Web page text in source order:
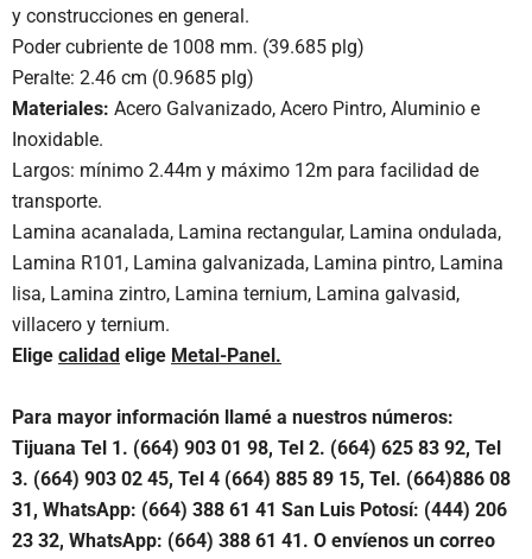
y construcciones en general.
Poder cubriente de 1008 mm. (39.685 plg)
Peralte: 2.46 cm (0.9685 plg)
Materiales: Acero Galvanizado, Acero Pintro, Aluminio e
Inoxidable.
Largos: mínimo 2.44m y máximo 12m para facilidad de
transporte.
Lamina acanalada, Lamina rectangular, Lamina ondulada,
Lamina R101, Lamina galvanizada, Lamina pintro, Lamina
lisa, Lamina zintro, Lamina ternium, Lamina galvasid,
villacero y ternium.
Elige calidad elige Metal-Panel.
Para mayor información llamé a nuestros números:
Tijuana Tel 1. (664) 903 01 98, Tel 2. (664) 625 83 92, Tel
3. (664) 903 02 45, Tel 4 (664) 885 89 15, Tel. (664)886 08
31, WhatsApp: (664) 388 61 41 San Luis Potosí: (444) 206
23 32, WhatsApp: (664) 388 61 41. O envíenos un correo